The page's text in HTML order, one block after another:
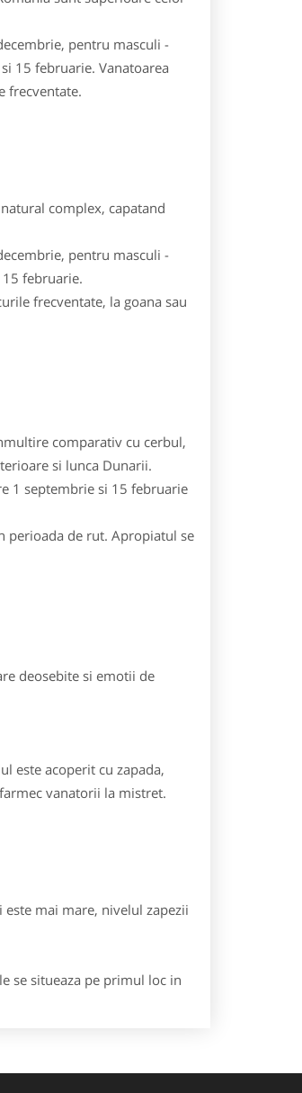
pentru masculi -
15 februarie. Vanatoarea
frecventate.
complex, capatand
pentru masculi -
februarie.
frecventate, la goana sau
comparativ cu cerbul,
si lunca Dunarii.
1 septembrie si 15 februarie
perioada de rut. Apropiatul se
deosebite si emotii de
este acoperit cu zapada,
vanatorii la mistret.
mai mare, nivelul zapezii
se situeaza pe primul loc in